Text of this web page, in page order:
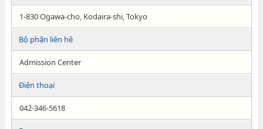
1-830 Ogawa-cho, Kodaira-shi, Tokyo
Bộ phận liên hệ
Admission Center
Điện thoại
042-346-5618